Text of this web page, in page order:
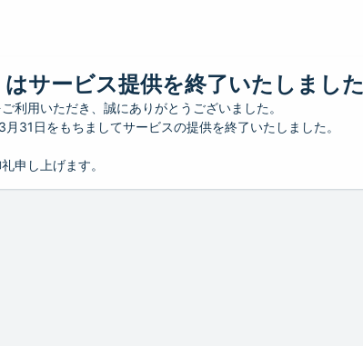
はサービス提供を終了いたしました
利用いただき、誠にありがとうございました。
月31日をもちましてサービスの提供を終了いたしました。
申し上げます。